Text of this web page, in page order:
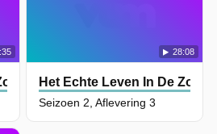
NL
28:08
Het Echte Leven In De Zoo NL
Seizoen 2, Aflevering 3